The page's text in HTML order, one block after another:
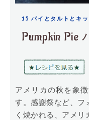
15 パイとタルトとキッ
Pumpkin
アメリカの秋を象徴するデザート、パンプキンパイで
す。感謝祭など、フ
く焼かれる、アメ